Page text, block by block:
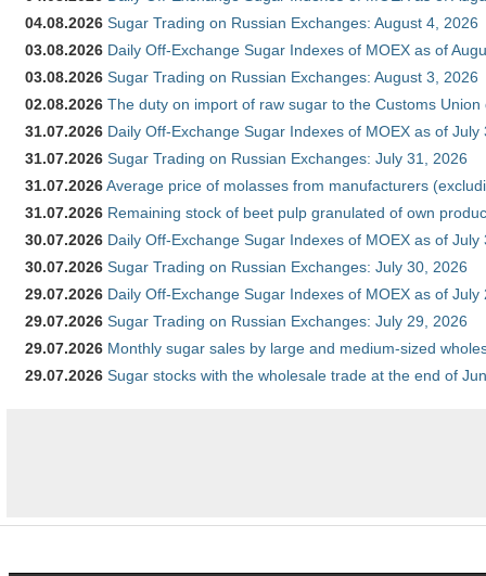
04.08.2026 Sugar Trading on Russian Exchanges: August 4, 2026
03.08.2026 Daily Off-Exchange Sugar Indexes of MOEX as of
03.08.2026 Sugar Trading on Russian Exchanges: August 3, 2026
02.08.2026 The duty on import of raw sugar to the Customs
31.07.2026 Daily Off-Exchange Sugar Indexes of MOEX as of July
31.07.2026 Sugar Trading on Russian Exchanges: July 31, 2026
31.07.2026Average price of molasses from manufacturers
31.07.2026 Remaining stock of beet pulp granulated of own
30.07.2026 Daily Off-Exchange Sugar Indexes of MOEX as of July
30.07.2026 Sugar Trading on Russian Exchanges: July 30, 2026
29.07.2026 Daily Off-Exchange Sugar Indexes of MOEX as of July
29.07.2026 Sugar Trading on Russian Exchanges: July 29, 2026
29.07.2026 Monthly sugar sales by large and medium-sized
29.07.2026 Sugar stocks with the wholesale trade at the end of